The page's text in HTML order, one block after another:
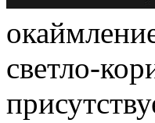
светло-